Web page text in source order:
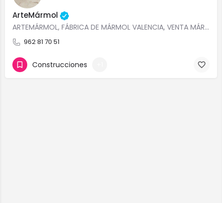
ArteMármol
ARTEMÁRMOL, FÁBRICA DE MÁRMOL VALENCIA, VENTA MÁRMOLES Y GRANITOS VALENCIA, VENTA CALIZAS Y ARENISCAS…
962 81 70 51
Construcciones